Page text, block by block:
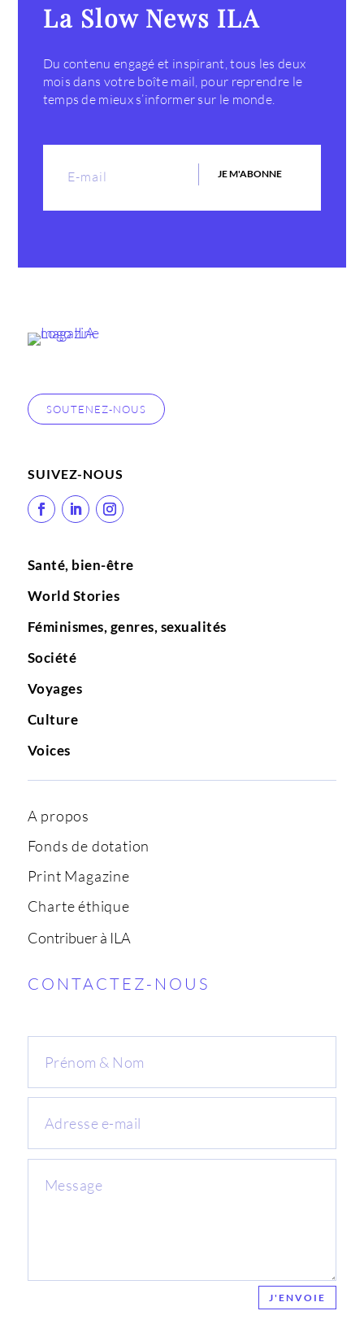
La Slow News ILA
Du contenu engagé et inspirant, tous les deux
mois dans votre boîte mail, pour reprendre le
temps de mieux s’informer sur le monde.
JE M'ABONNE
SOUTENEZ-NOUS
SUIVEZ-NOUS
Santé, bien-être
World Stories
Féminismes, genres, sexualités
Société
Voyages
Culture
Voices
A propos
Fonds de dotation
Print Magazine
Charte éthique
Contribuer à ILA
CONTACTEZ-NOUS
J'ENVOIE